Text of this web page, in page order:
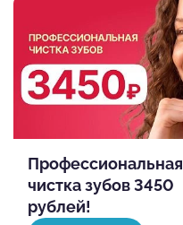
Профессиональная
чистка зубов 3450
рублей!